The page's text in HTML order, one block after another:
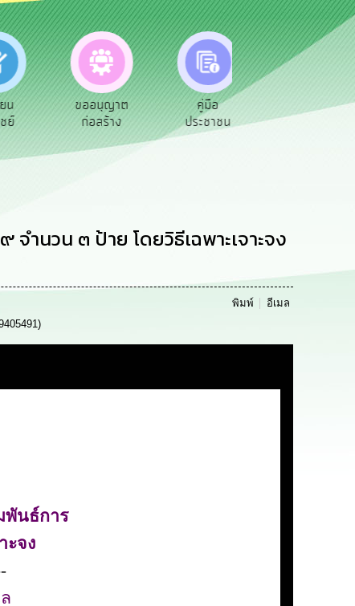
ขออนุญาต
ก่อสร้าง
คู่มือ
ประชาชน
อำนาจหน้าที่
ำนวน ๓ ป้าย โดยวิธีเฉพาะเจาะจง
พิมพ์
อีเมล